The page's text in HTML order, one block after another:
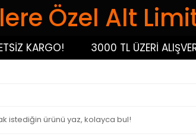
Özel Alt
KARGO! 3000 TL ÜZERİ